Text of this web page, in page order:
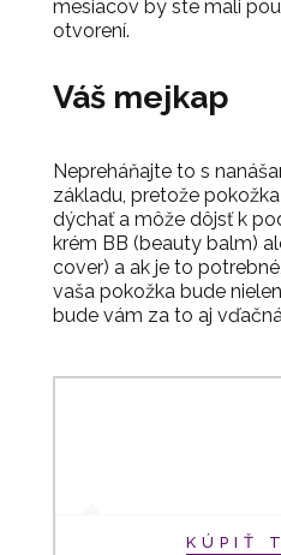
mesiacov by ste mali
otvorení.
Váš mejkap
Nepreháňajte to s
základu, pretože
dýchať a môže dôjsť k
krém BB (beauty balm)
cover) a ak je to
vaša pokožka bude
bude vám za to aj
KÚPIŤ